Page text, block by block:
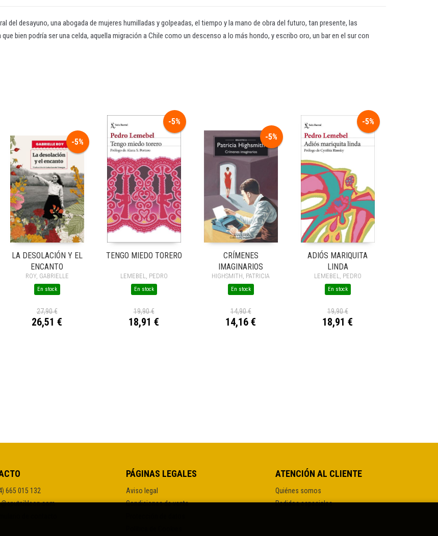
del desayuno, una abogada de mujeres humilladas y golpeadas, el tiempo y la mano de obra del futuro, tan presente, las
bien podría ser una celda, aquella migración a Chile como un descenso a lo más hondo, y escribo oro, un bar en el sur con
-5%
LA DESOLACIÓN Y EL
ENCANTO
ROY, GABRIELLE
En stock
27,90 €
26,51 €
-5%
TENGO MIEDO TORERO
LEMEBEL, PEDRO
En stock
19,90 €
18,91 €
-5%
CRÍMENES
IMAGINARIOS
HIGHSMITH, PATRICIA
En stock
14,90 €
14,16 €
-5%
ADIÓS MARIQUITA
LINDA
LEMEBEL, PEDRO
En stock
19,90 €
18,91 €
665 015 132
PÁGINAS LEGALES
Aviso legal
Condiciones de venta
ATENCIÓN AL CLIENTE
Quiénes somos
Pedidos especiales